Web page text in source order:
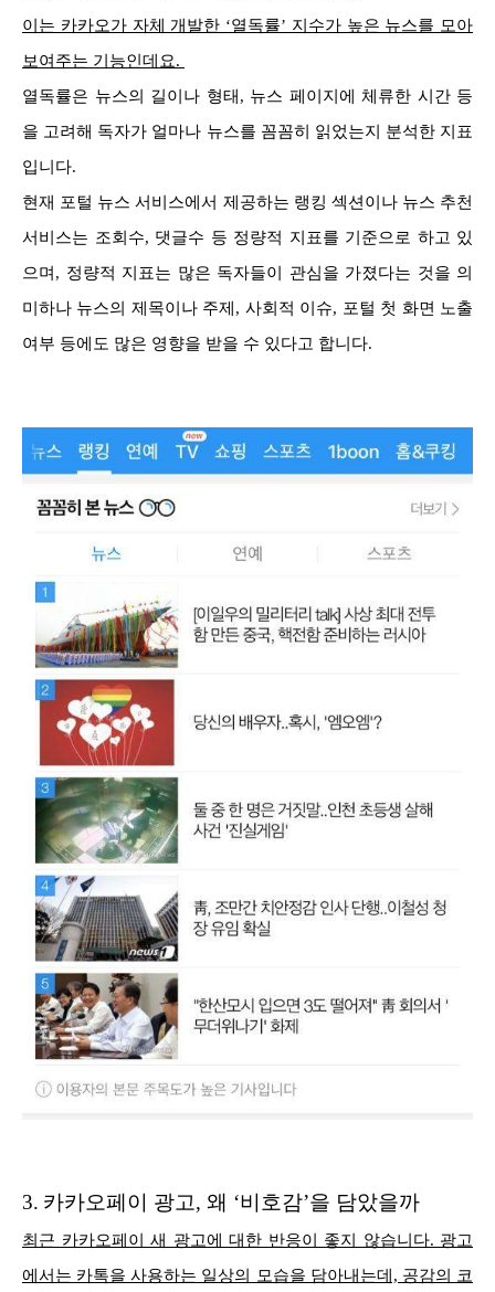
이는 카카오가 자체 개발한 ‘열독률’ 지수가 높은 뉴스를 모아
보여주는 기능인데요.
열독률은 뉴스의 길이나 형태, 뉴스 페이지에 체류한 시간 등
을 고려해 독자가 얼마나 뉴스를 꼼꼼히 읽었는지 분석한 지표
입니다.
현재 포털 뉴스 서비스에서 제공하는 랭킹 섹션이나 뉴스 추천
서비스는 조회수, 댓글수 등 정량적 지표를 기준으로 하고 있
으며, 정량적 지표는 많은 독자들이 관심을 가졌다는 것을 의
미하나 뉴스의 제목이나 주제, 사회적 이슈, 포털 첫 화면 노출
여부 등에도 많은 영향을 받을 수 있다고 합니다.
3. 카카오페이 광고, 왜 ‘비호감’을 담았을까
최근 카카오페이 새 광고에 대한 반응이 좋지 않습니다. 광고
에서는 카톡을 사용하는 일상의 모습을 담아내는데, 공감의 코